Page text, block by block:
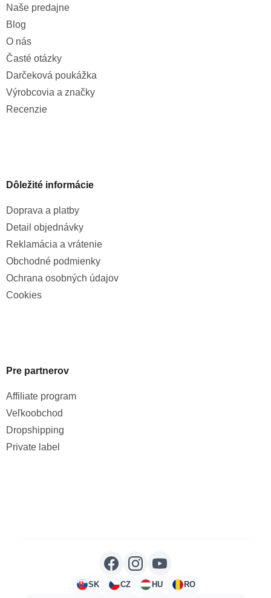
Naše predajne
Blog
O nás
Časté otázky
Darčeková poukážka
Výrobcovia a značky
Recenzie
Dôležité informácie
Doprava a platby
Detail objednávky
Reklamácia a vrátenie
Obchodné podmienky
Ochrana osobných údajov
Cookies
Pre partnerov
Affiliate program
Veľkoobchod
Dropshipping
Private label
SK CZ HU RO